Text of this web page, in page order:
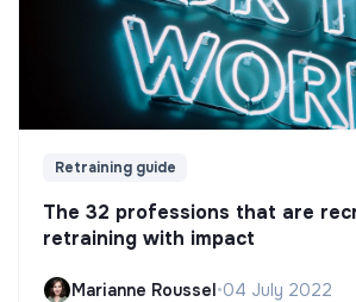
Retraining guide
The 32 professions that are
retraining with impact
Marianne Roussel•04 July 2022